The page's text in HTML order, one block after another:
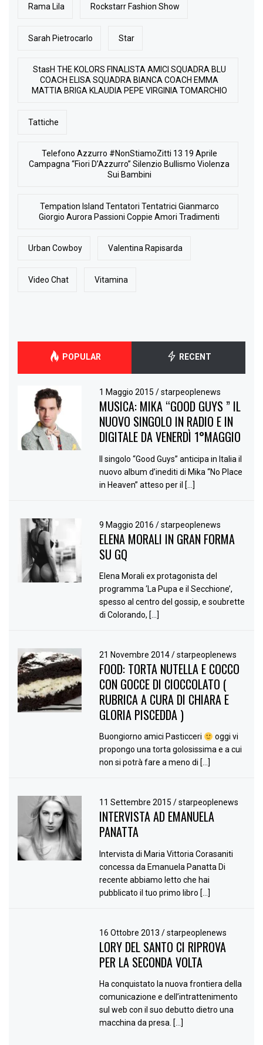
Rama Lila Rockstarr Fashion Show
Sarah Pietrocarlo Star
StasH THE KOLORS FINALISTA AMICI SQUADRA BLU
COACH ELISA SQUADRA BIANCA COACH EMMA
MATTIA BRIGA KLAUDIA PEPE VIRGINIA TOMARCHIO
Tattiche
Telefono Azzurro #NonStiamoZitti 13 19 Aprile
Campagna “Fiori D’Azzurro” Silenzio Bullismo Violenza
Sui Bambini
Tempation Island Tentatori Tentatrici Gianmarco
Giorgio Aurora Passioni Coppie Amori Tradimenti
Urban Cowboy Valentina Rapisarda
Video Chat Vitamina
POPULAR RECENT
1 Maggio 2015/ starpeoplenews
MUSICA: MIKA “GOOD GUYS ” IL
NUOVO SINGOLO IN RADIO E IN
DIGITALE DA VENERDÌ 1°MAGGIO
Il singolo “Good Guys” anticipa in Italia il
nuovo album d’inediti di Mika “No Place
in Heaven” atteso per il […]
9 Maggio 2016/ starpeoplenews
ELENA MORALI IN GRAN FORMA
SU GQ
Elena Morali ex protagonista del
programma ‘La Pupa e il Secchione’,
spesso al centro del gossip, e soubrette
di Colorando, […]
21 Novembre 2014/ starpeoplenews
FOOD: TORTA NUTELLA E COCCO
CON GOCCE DI CIOCCOLATO (
RUBRICA A CURA DI CHIARA E
GLORIA PISCEDDA )
Buongiorno amici Pasticceri
oggi vi
propongo una torta golosissima e a cui
non si potrà fare a meno di […]
11 Settembre 2015/ starpeoplenews
INTERVISTA AD EMANUELA
PANATTA
Intervista di Maria Vittoria Corasaniti
concessa da Emanuela Panatta Di
recente abbiamo letto che hai
pubblicato il tuo primo libro […]
16 Ottobre 2013/ starpeoplenews
LORY DEL SANTO CI RIPROVA
PER LA SECONDA VOLTA
Ha conquistato la nuova frontiera della
comunicazione e dell’intrattenimento
sul web con il suo debutto dietro una
macchina da presa. […]